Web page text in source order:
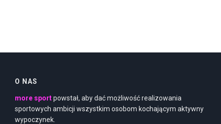
O NAS
more sportpowstał, aby dać możliwość realizowania
sportowych ambicji wszystkim osobom kochającym aktywny
wypoczynek.